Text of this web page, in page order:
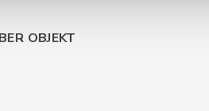
OBJEKT